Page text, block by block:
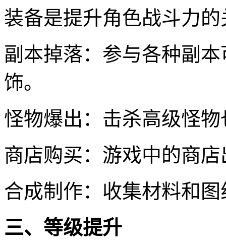
装备是提升角色战斗力的
副本掉落：参与各种副
饰。
怪物爆出：击杀高级怪
商店购买：游戏中的商
合成制作：收集材料和
三、等级提升